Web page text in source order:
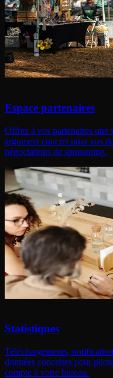
Espace partenaires
Offrez à vos partenaires
argument concret pour vos
négociations de sponsoring.
Statistiques
Téléchargements,
données concrètes pour
compte à votre bureau.